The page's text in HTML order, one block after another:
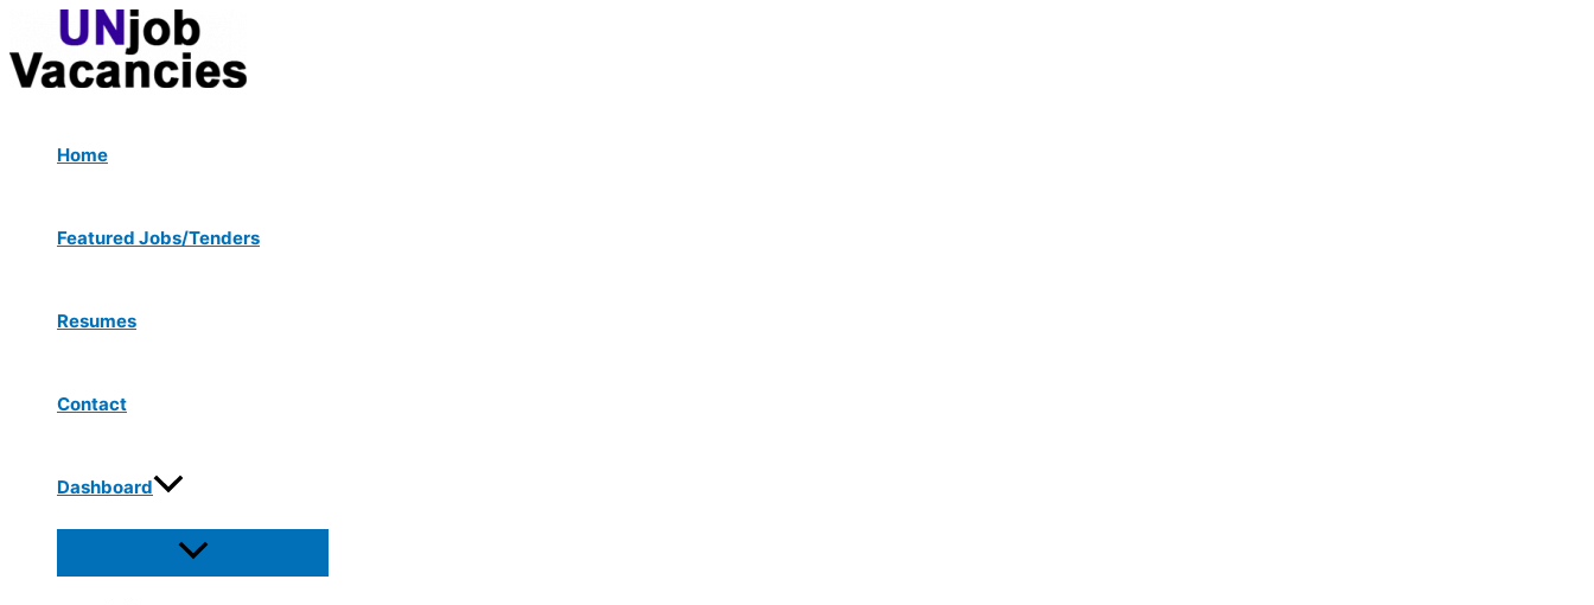
content
Home
Featured Jobs/Tenders
Resumes
Contact
Dashboard
Menu
Toggle
navigation